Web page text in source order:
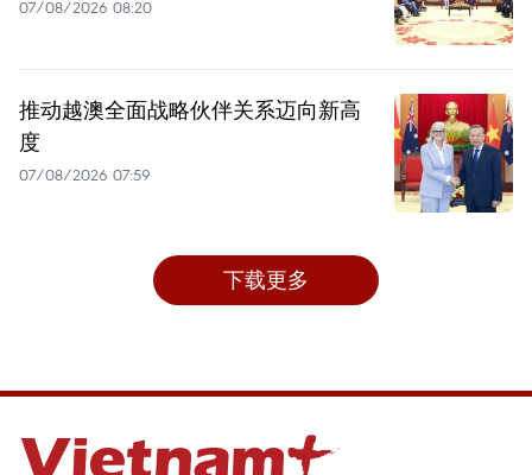
07/08/2026 08:20
推动越澳全面战略伙伴关系迈向新高
度
07/08/2026 07:59
下载更多